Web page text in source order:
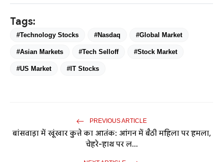
Tags:
#Technology Stocks #Nasdaq #Global Market
#Asian Markets #Tech Selloff #Stock Market
#US Market #IT Stocks
PREVIOUS ARTICLE
बांसवाड़ा में खूंखार कुत्ते का आतंक: आंगन में बैठी महिला पर हमला,
चेहरे-हाथ पर ल...